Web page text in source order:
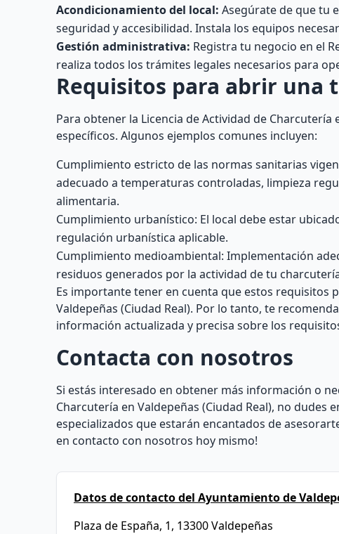
Acondicionamiento del local: Asegúrate de que tu
seguridad y accesibilidad. Instala los equipos
Gestión administrativa: Registra tu negocio en el
realiza todos los trámites legales necesarios para
Requisitos para abrir una
Para obtener la Licencia de Actividad de
específicos. Algunos ejemplos comunes incluyen:
Cumplimiento estricto de las normas sanitarias
adecuado a temperaturas controladas, limpieza
alimentaria.
Cumplimiento urbanístico: El local debe estar
regulación urbanística aplicable.
Cumplimiento medioambiental: Implementación
residuos generados por la actividad de tu
Es importante tener en cuenta que estos requisitos
Valdepeñas (Ciudad Real). Por lo tanto, te
información actualizada y precisa sobre los
Contacta con nosotros
Si estás interesado en obtener más información o
Charcutería en Valdepeñas (Ciudad Real), no
especializados que estarán encantados de
en contacto con nosotros hoy mismo!
Datos de contacto del Ayuntamiento de
Plaza de España, 1, 13300 Valdepeñas